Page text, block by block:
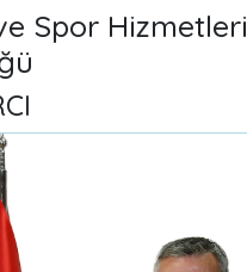
Spor Hizmetleri